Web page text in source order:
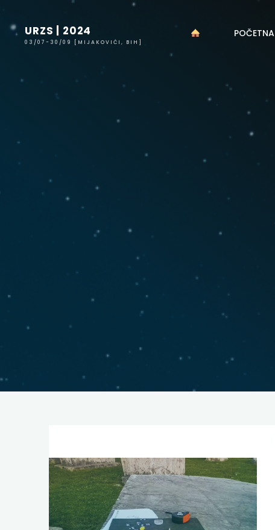
contentURZS | 2024
03/07-30/09 [MIJAKOVIĆI, BIH]
POČETNA